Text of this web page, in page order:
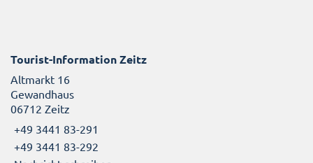
Tourist-Information Zeitz
Altmarkt 16
Gewandhaus
06712 Zeitz
+49 3441 83-291
+49 3441 83-292